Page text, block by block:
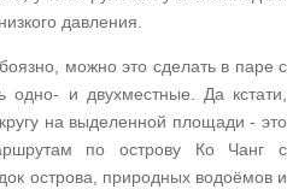
давления.
можно это сделать в паре с
одно- и двухместные. Да кстати,
на выделенной площади - это
по острову Ко Чанг с
острова, природных водоёмов и